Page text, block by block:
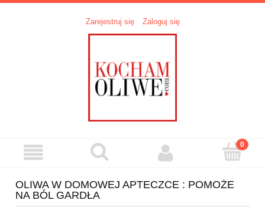
Zarejestruj się Zaloguj się
OLIWA W DOMOWEJ APTECZCE : POMOŻE
NA BÓL GARDŁA